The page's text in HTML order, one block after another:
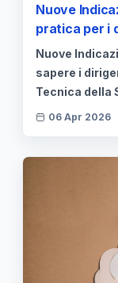
Nuove
pratica per i
Nuove
sapere i
Tecnica della
06 Apr 2026